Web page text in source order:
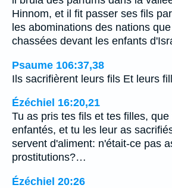
Hinnom, et il fit passer ses fils
les abominations des nations
chassées devant les enfants
Psaume 106:37,38
Ils sacrifièrent leurs fils Et leurs
Ézéchiel 16:20,21
Tu as pris tes fils et tes filles,
enfantés, et tu les leur as
servent d'aliment: n'était-ce pas
prostitutions?…
Ézéchiel 20:26